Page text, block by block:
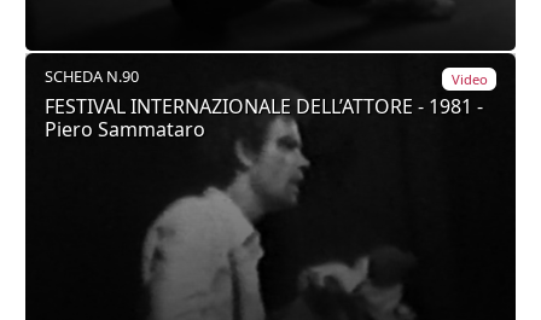
SCHEDA N.90 Video
FESTIVAL INTERNAZIONALE DELL’ATTORE - 1981 -
Piero Sammataro